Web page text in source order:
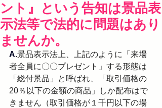
ント』という告知は景品表
示法等で法的に問題はあり
ませんか。
A.景品表示法上、上記のように「来場
者全員に〇〇プレゼント」する形態は
「総付景品」と呼ばれ、「取引価格の
20％以下の金額の商品」しか配布はで
きません（取引価格が１千円以下の場